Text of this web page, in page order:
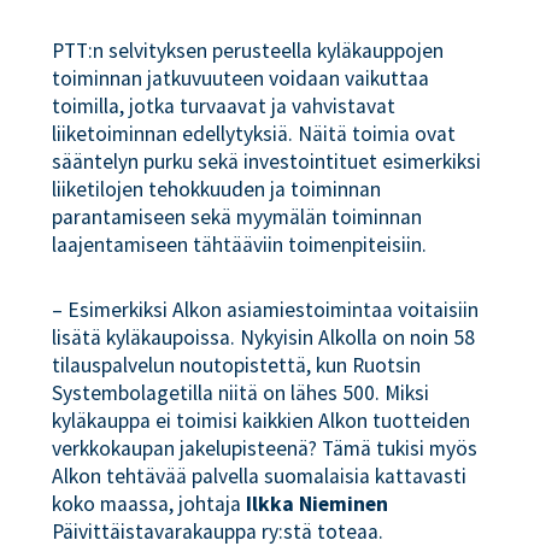
PTT:n selvityksen perusteella kyläkauppojen
toiminnan jatkuvuuteen voidaan vaikuttaa
toimilla, jotka turvaavat ja vahvistavat
liiketoiminnan edellytyksiä. Näitä toimia ovat
sääntelyn purku sekä investointituet esimerkiksi
liiketilojen tehokkuuden ja toiminnan
parantamiseen sekä myymälän toiminnan
laajentamiseen tähtääviin toimenpiteisiin.
– Esimerkiksi Alkon asiamiestoimintaa voitaisiin
lisätä kyläkaupoissa. Nykyisin Alkolla on noin 58
tilauspalvelun noutopistettä, kun Ruotsin
Systembolagetilla niitä on lähes 500. Miksi
kyläkauppa ei toimisi kaikkien Alkon tuotteiden
verkkokaupan jakelupisteenä? Tämä tukisi myös
Alkon tehtävää palvella suomalaisia kattavasti
koko maassa, johtaja Ilkka Nieminen
Päivittäistavarakauppa ry:stä toteaa.